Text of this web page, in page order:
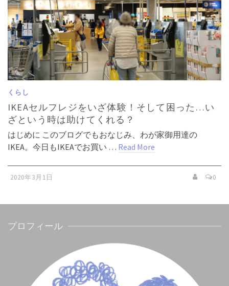
くらし
IKEAセルフレジをいざ体験！そして困った…い
ざという時は助けてくれる？
はじめに このブログでもおなじみ、わが家御用達の
IKEA。今日もIKEAでお買い … Read More
2020年3月1日 0
プロフィール